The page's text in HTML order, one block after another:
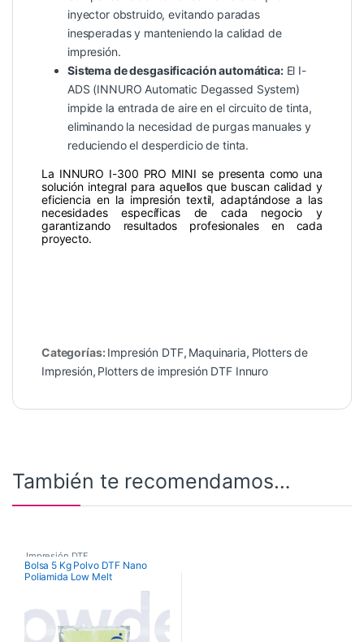
inyector obstruido, evitando paradas
inesperadas y manteniendo la calidad de
impresión.
Sistema de desgasificación automática:El I-
ADS (INNURO Automatic Degassed System)
impide la entrada de aire en el circuito de tinta,
eliminando la necesidad de purgas manuales y
reduciendo el desperdicio de tinta.
La INNURO I-300 PRO MINI se presenta como una
solución integral para aquellos que buscan calidad y
eficiencia en la impresión textil, adaptándose a las
necesidades específicas de cada negocio y
garantizando resultados profesionales en cada
proyecto.
Categorías: Impresión DTF, Maquinaria, Plotters de
Impresión, Plotters de impresión DTF Innuro
También te recomendamos…
Impresión DTF
Tintas originales Oric Printing
Bolsa 5 Kg Polvo DTF Nano
Poliamida Low Melt